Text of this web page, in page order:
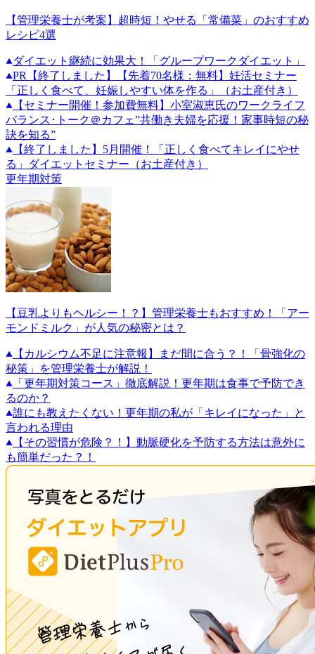
【管理栄養士が考案】超時短！やせる「常備菜」のおすすめ
レシピ4選
ダイエット継続に効果大！「グループワークダイエット」
PR
【終了しました】【先着70名様：無料】妊活セミナー
「正しく食べて、妊娠しやすい体を作る」（お土産付き）
【セミナー開催！参加費無料】小室淑恵氏のワークライフ
バランス･トーク＠カフェ”共働き夫婦を応援！家事時短の秘
訣を知る”
【終了しました】5月開催！「正しく食べてキレイにやせ
る」ダイエットセミナー（お土産付き）
更年期対策
【豆乳よりもヘルシー！？】管理栄養士もおすすめ！「アー
モンドミルク」が人気の秘密とは？
【カルシウム不足に注意報】まだ間に合う？！「骨強化の
秘策」を管理栄養士が解説！
「更年期対策コース」徹底解説！更年期は食事で予防でき
るのか？
誰にも教えたくない！更年期の私が「キレイになった」と
言われる理由
【その習慣が危険？！】動脈硬化を予防する方法は意外に
も簡単だった？！